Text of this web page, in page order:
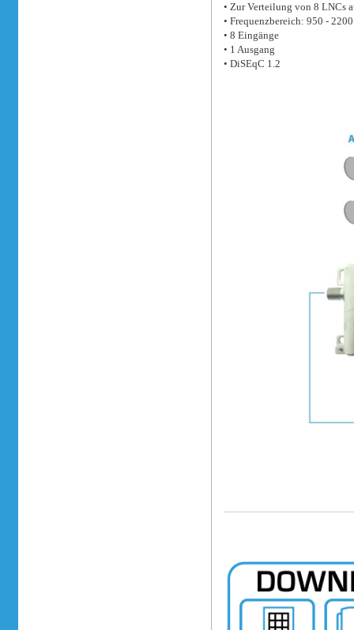
• Zur Verteilung von 8 LNCs
• Frequenzbereich: 950 -
• 8 Eingänge
• 1 Ausgang
• DiSEqC 1.2